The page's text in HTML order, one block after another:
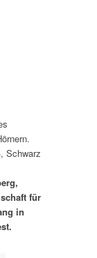
Schwarz
für
in